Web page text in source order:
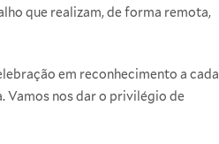
que realizam, de forma remota,
em reconhecimento a cada
Vamos nos dar o privilégio de